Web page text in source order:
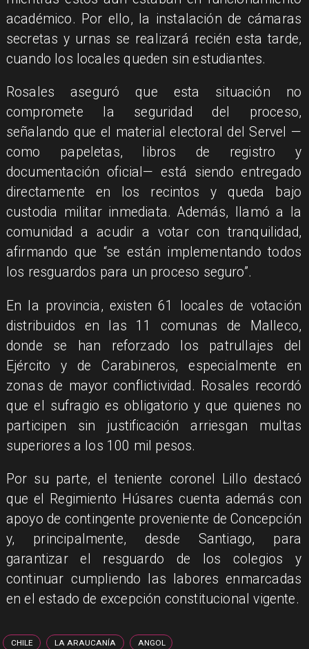
académico. Por ello, la instalación de cámaras
secretas y urnas se realizará recién esta tarde,
cuando los locales queden sin estudiantes.
​Rosales aseguró que esta situación no
compromete la seguridad del proceso,
señalando que el material electoral del Servel —
como papeletas, libros de registro y
documentación oficial— está siendo entregado
directamente en los recintos y queda bajo
custodia militar inmediata. Además, llamó a la
comunidad a acudir a votar con tranquilidad,
afirmando que “se están implementando todos
los resguardos para un proceso seguro”.
​En la provincia, existen 61 locales de votación
distribuidos en las 11 comunas de Malleco,
donde se han reforzado los patrullajes del
Ejército y de Carabineros, especialmente en
zonas de mayor conflictividad. Rosales recordó
que el sufragio es obligatorio y que quienes no
participen sin justificación arriesgan multas
superiores a los 100 mil pesos.
​Por su parte, el teniente coronel Lillo destacó
que el Regimiento Húsares cuenta además con
apoyo de contingente proveniente de Concepción
y, principalmente, desde Santiago, para
garantizar el resguardo de los colegios y
continuar cumpliendo las labores enmarcadas
en el estado de excepción constitucional vigente.
CHILE LA ARAUCANÍA ANGOL